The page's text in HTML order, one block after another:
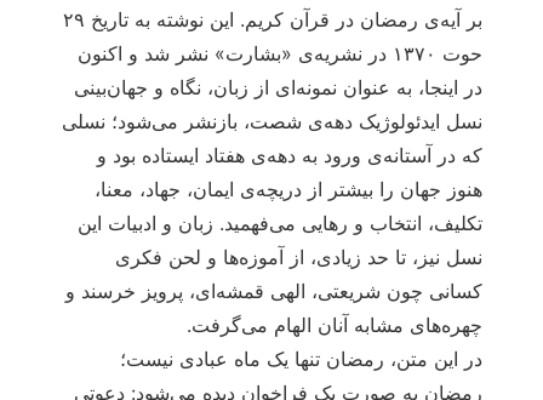
بر آیه‌ی رمضان در قرآن کریم. این نوشته به تاریخ ۲۹
حوت ۱۳۷۰ در نشریه‌ی «بشارت» نشر شد و اکنون
در اینجا، به عنوان نمونه‌ای از زبان، نگاه و جهان‌بینی
نسل ایدئولوژیک دهه‌ی شصت، بازنشر می‌شود؛ نسلی
که در آستانه‌ی ورود به دهه‌ی هفتاد ایستاده بود و
هنوز جهان را بیشتر از دریچه‌ی ایمان، جهاد، معنا،
تکلیف، انتخاب و رهایی می‌فهمید. زبان و ادبیات این
نسل نیز، تا حد زیادی، از آموزه‌ها و لحن فکری
کسانی چون شریعتی، الهی قمشه‌ای، پرویز خرسند و
چهره‌های مشابه آنان الهام می‌گرفت.
در این متن، رمضان تنها یک ماه عبادی نیست؛
رمضان به صورت یک فراخوان دیده می‌شود: دعوتی